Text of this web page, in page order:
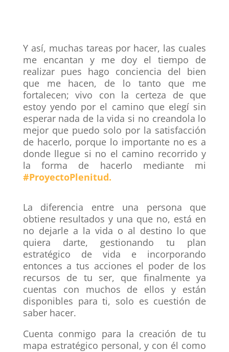
Y así, muchas tareas por hacer, las cuales
me encantan y me doy el tiempo de
realizar pues hago conciencia del bien
que me hacen, de lo tanto que me
fortalecen; vivo con la certeza de que
estoy yendo por el camino que elegí sin
esperar nada de la vida si no creandola lo
mejor que puedo solo por la satisfacción
de hacerlo, porque lo importante no es a
donde llegue si no el camino recorrido y
la forma de hacerlo mediante mi
#ProyectoPlenitud.
La diferencia entre una persona que
obtiene resultados y una que no, está en
no dejarle a la vida o al destino lo que
quiera darte, gestionando tu plan
estratégico de vida e incorporando
entonces a tus acciones el poder de los
recursos de tu ser, que finalmente ya
cuentas con muchos de ellos y están
disponibles para ti, solo es cuestión de
saber hacer.
Cuenta conmigo para la creación de tu
mapa estratégico personal, y con él como